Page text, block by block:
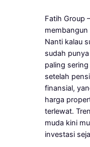
Fatih Group
membangun
Nanti kalau
sudah
paling
setelah
finansial,
harga
terlewat.
muda kini
investasi